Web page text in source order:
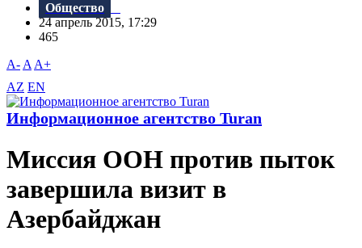
Общество
24 апрель 2015, 17:29
465
A- A A+
AZ EN
Информационное агентство Turan
Миссия ООН против пыток
завершила визит в
Азербайджан